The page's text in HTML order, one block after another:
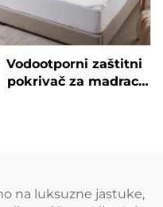
Vodootporni zaštitni
pokrivač za madrac,
na luksuzne jastuke,